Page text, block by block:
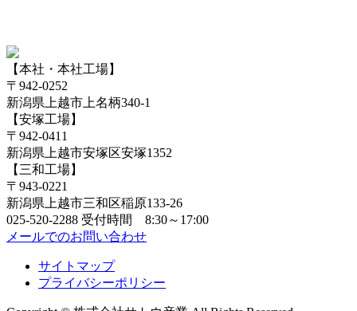
【本社・本社工場】
〒942-0252
新潟県上越市上名柄340-1
【安塚工場】
〒942-0411
新潟県上越市安塚区安塚1352
【三和工場】
〒943-0221
新潟県上越市三和区稲原133-26
025-520-2288 受付時間 8:30～17:00
メールでのお問い合わせ
サイトマップ
プライバシーポリシー